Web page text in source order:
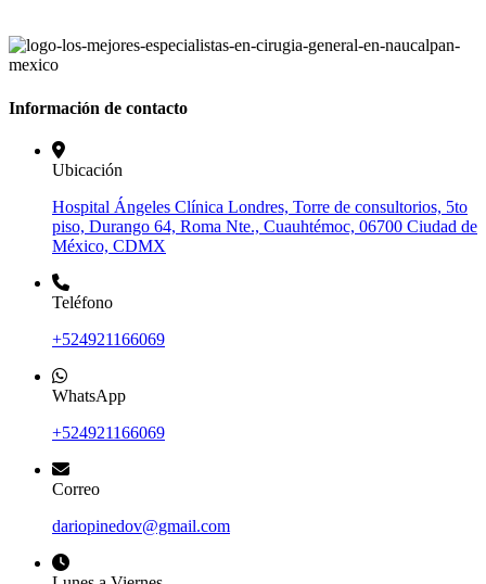
Información de contacto
Ubicación
Hospital Ángeles Clínica Londres, Torre de consultorios, 5to
piso, Durango 64, Roma Nte., Cuauhtémoc, 06700 Ciudad de
México, CDMX
Teléfono
+524921166069
WhatsApp
+524921166069
Correo
dariopinedov@gmail.com